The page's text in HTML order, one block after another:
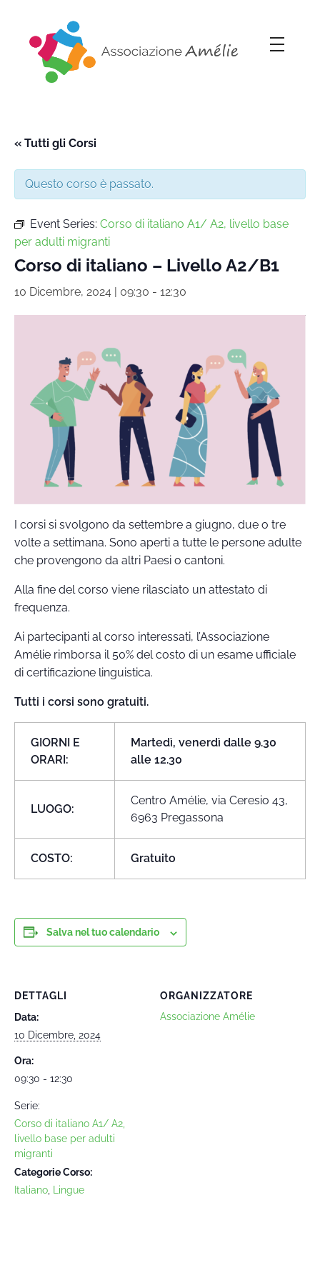
« Tutti gli Corsi
Questo corso è passato.
Event Series: Corso di italiano A1/ A2, livello base
per adulti migranti
Corso di italiano – Livello A2/B1
10 Dicembre, 2024 | 09:30 - 12:30
I corsi si svolgono da settembre a giugno, due o tre
volte a settimana. Sono aperti a tutte le persone adulte
che provengono da altri Paesi o cantoni.
Alla fine del corso viene rilasciato un attestato di
frequenza.
Ai partecipanti al corso interessati, l’Associazione
Amélie rimborsa il 50% del costo di un esame ufficiale
di certificazione linguistica.
Tutti i corsi sono gratuiti.
GIORNI E
ORARI:
Martedì, venerdì dalle 9.30
alle 12.30
LUOGO:
Centro Amélie, via Ceresio 43,
6963 Pregassona
COSTO: Gratuito
Salva nel tuo calendario
DETTAGLI
Data:
10 Dicembre, 2024
Ora:
09:30 - 12:30
Serie:
Corso di italiano A1/ A2,
livello base per adulti
migranti
Categorie Corso:
Italiano
Lingue
ORGANIZZATORE
Associazione Amélie